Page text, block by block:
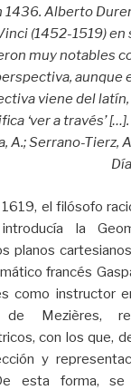
1436. Alberto
(1452-1519) en
muy notables
aunque
viene del latín,
‘ver a través’ […].
A.; Serrano-Tierz,
el filósofo
la
planos
francés
como instructor
de Mezières,
con los que,
y
esta forma,